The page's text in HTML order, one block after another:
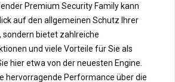
Premium Security Family kann
auf den allgemeinen Schutz Ihrer
sondern bietet zahlreiche
und viele Vorteile für Sie als
hier etwa von der neuesten Engine.
hervorragende Performance über die